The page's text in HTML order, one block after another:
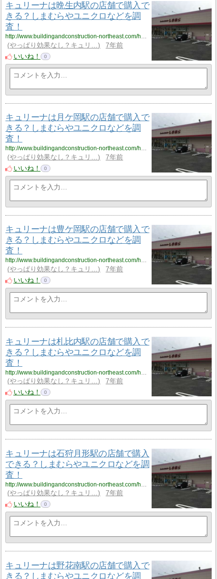
キュリーナは晩生内駅の店舗で購入で
きる？しまむらやユニクロなどを調
査！
http://www.buildingandconstruction-northeast.com/hokkaido/hokkaido_9/hokkaido_9_cyuliee5/
やっぱり効果なし？キュリ…
7年前
いいね！
0
キュリーナは月ケ岡駅の店舗で購入で
きる？しまむらやユニクロなどを調
査！
http://www.buildingandconstruction-northeast.com/hokkaido/hokkaido_9/hokkaido_9_cyuliee6/
やっぱり効果なし？キュリ…
7年前
いいね！
0
キュリーナは豊ケ岡駅の店舗で購入で
きる？しまむらやユニクロなどを調
査！
http://www.buildingandconstruction-northeast.com/hokkaido/hokkaido_9/hokkaido_9_cyuliee7/
やっぱり効果なし？キュリ…
7年前
いいね！
0
キュリーナは札比内駅の店舗で購入で
きる？しまむらやユニクロなどを調
査！
やっぱり効果なし？キュリ…
7年前
いいね！
0
キュリーナは石狩月形駅の店舗で購入
できる？しまむらやユニクロなどを調
査！
やっぱり効果なし？キュリ…
7年前
いいね！
0
キュリーナは野花南駅の店舗で購入で
きる？しまむらやユニクロなどを調